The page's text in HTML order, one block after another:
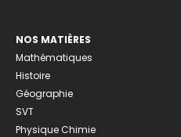
NOS MATIÈRES
Mathématiques
Histoire
Géographie
SVT
Physique Chimie